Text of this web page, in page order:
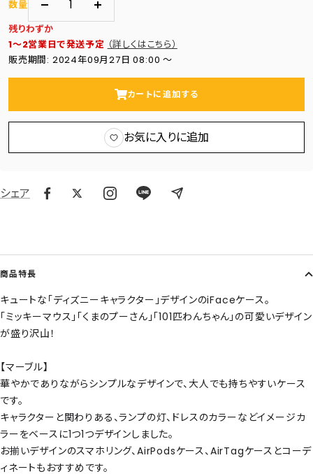
数量
量
を
す
数
を
す
残りわずか
1～2営業日で発送予定 （詳しくはこちら）
販売期間: 2024年09月27日 08:00 〜
カートに追加する
お気に入りに追加
シェア
商品特長
キュートな「ディズニーキャラクター」デザインのiFaceケース。
「ミッキーマウス」「くまのプーさん」「101匹わんちゃん」の可愛いデザイン
が盛り沢山！
【マーブル】
華やかでありながらシンプルなデザインで、大人でも持ちやすいケース
です。
キャラクターと関わりある、ランプの灯、ドレスのカラーなどイメージカ
ラーをベースに1つ1つデザインしました。
お揃いデザインのスマホリング、AirPodsケース、AirTagケースとコーデ
ィネートもおすすめです。